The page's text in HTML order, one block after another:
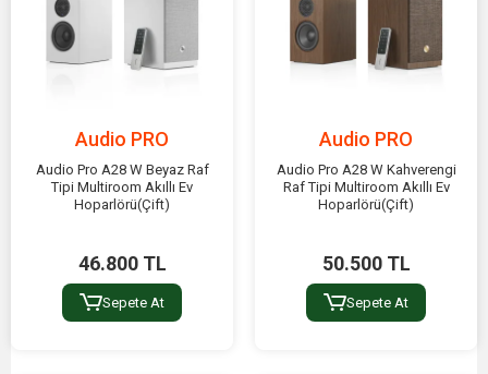
Audio PRO
Audio Pro A28 W Beyaz Raf
Tipi Multiroom Akıllı Ev
Hoparlörü(Çift)
46.800 TL
Sepete At
Audio PRO
Audio Pro A28 W Kahverengi
Raf Tipi Multiroom Akıllı Ev
Hoparlörü(Çift)
50.500 TL
Sepete At